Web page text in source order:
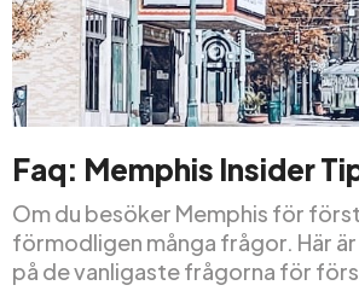
Faq: Memphis Insider
Om du besöker Memphis för
förmodligen många frågor. Här är
på de vanligaste frågorna för